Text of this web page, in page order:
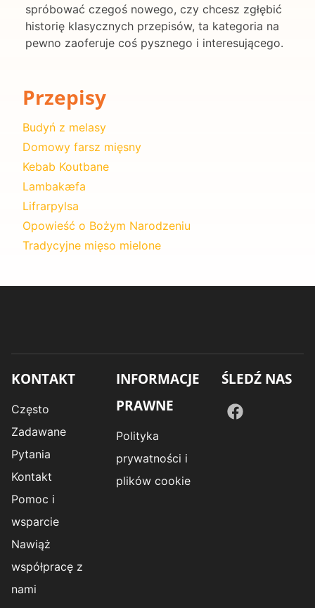
spróbować czegoś nowego, czy chcesz zgłębić
historię klasycznych przepisów, ta kategoria na
pewno zaoferuje coś pysznego i interesującego.
Przepisy
Budyń z melasy
Domowy farsz mięsny
Kebab Koutbane
Lambakæfa
Lifrarpylsa
Opowieść o Bożym Narodzeniu
Tradycyjne mięso mielone
KONTAKT
Często
Zadawane
Pytania
Kontakt
Pomoc i
wsparcie
Nawiąż
współpracę z
nami
INFORMACJE
PRAWNE
Polityka
prywatności i
plików cookie
ŚLEDŹ NAS